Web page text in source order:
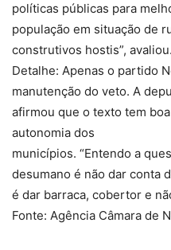
políticas públicas para
população em situação de
construtivos hostis”, avaliou.
Detalhe: Apenas o partido
manutenção do veto. A
afirmou que o texto tem
autonomia dos
municípios. “Entendo a
desumano é não dar conta
é dar barraca, cobertor e
Fonte: Agência Câmara de